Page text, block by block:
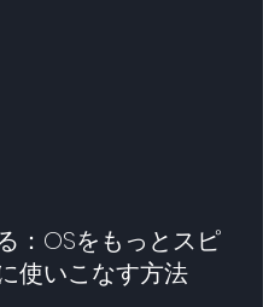
：OSをもっとスピ
使いこなす方法